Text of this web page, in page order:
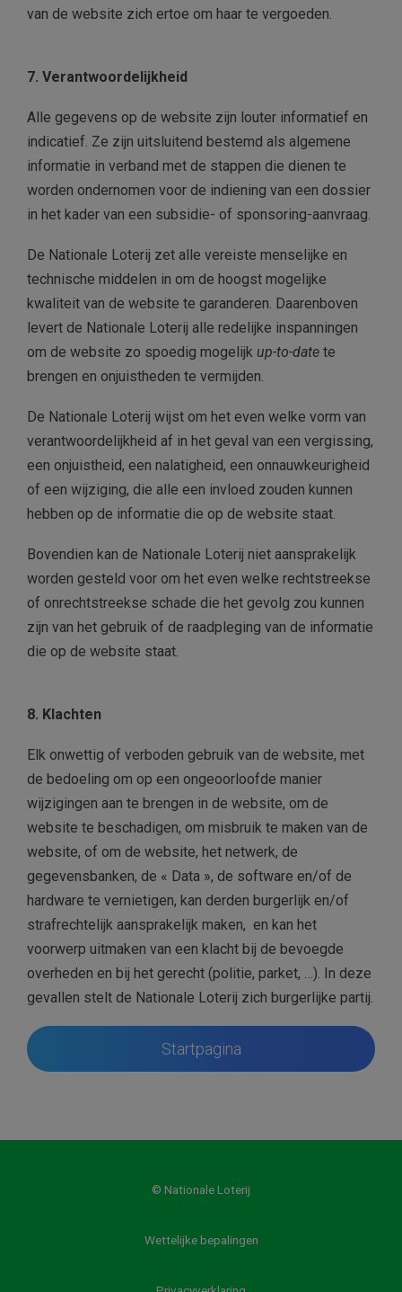
van de website zich ertoe om haar te vergoeden.
7. Verantwoordelijkheid
Alle gegevens op de website zijn louter informatief en
indicatief. Ze zijn uitsluitend bestemd als algemene
informatie in verband met de stappen die dienen te
worden ondernomen voor de indiening van een dossier
in het kader van een subsidie- of sponsoring-aanvraag.
De Nationale Loterij zet alle vereiste menselijke en
technische middelen in om de hoogst mogelijke
kwaliteit van de website te garanderen. Daarenboven
levert de Nationale Loterij alle redelijke inspanningen
om de website zo spoedig mogelijk up-to-date te
brengen en onjuistheden te vermijden.
De Nationale Loterij wijst om het even welke vorm van
verantwoordelijkheid af in het geval van een vergissing,
een onjuistheid, een nalatigheid, een onnauwkeurigheid
of een wijziging, die alle een invloed zouden kunnen
hebben op de informatie die op de website staat.
Bovendien kan de Nationale Loterij niet aansprakelijk
worden gesteld voor om het even welke rechtstreekse
of onrechtstreekse schade die het gevolg zou kunnen
zijn van het gebruik of de raadpleging van de informatie
die op de website staat.
8. Klachten
Elk onwettig of verboden gebruik van de website, met
de bedoeling om op een ongeoorloofde manier
wijzigingen aan te brengen in de website, om de
website te beschadigen, om misbruik te maken van de
website, of om de website, het netwerk, de
gegevensbanken, de « Data », de software en/of de
hardware te vernietigen, kan derden burgerlijk en/of
strafrechtelijk aansprakelijk maken, en kan het
voorwerp uitmaken van een klacht bij de bevoegde
overheden en bij het gerecht (politie, parket, …). In deze
gevallen stelt de Nationale Loterij zich burgerlijke partij.
Startpagina
© Nationale Loterij
Wettelijke bepalingen